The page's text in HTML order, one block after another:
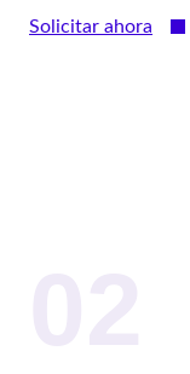
Solicitar ahora